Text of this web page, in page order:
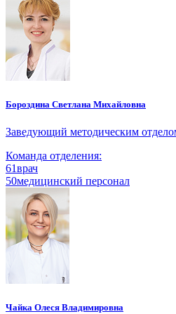
Бороздина Светлана Михайловна
Заведующий методическим
Команда отделения:
61врач
50медицинский персонал
Чайка Олеся Владимировна